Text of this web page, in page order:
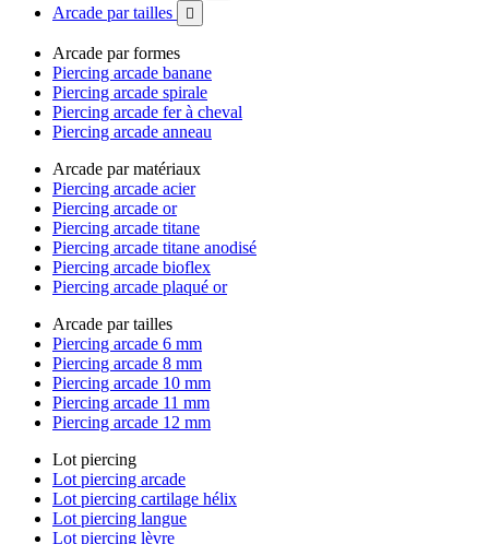
Arcade par tailles 
Arcade par formes
Piercing arcade banane
Piercing arcade spirale
Piercing arcade fer à cheval
Piercing arcade anneau
Arcade par matériaux
Piercing arcade acier
Piercing arcade or
Piercing arcade titane
Piercing arcade titane anodisé
Piercing arcade bioflex
Piercing arcade plaqué or
Arcade par tailles
Piercing arcade 6 mm
Piercing arcade 8 mm
Piercing arcade 10 mm
Piercing arcade 11 mm
Piercing arcade 12 mm
Lot piercing
Lot piercing arcade
Lot piercing cartilage hélix
Lot piercing langue
Lot piercing lèvre